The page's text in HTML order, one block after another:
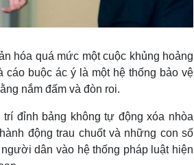
hóa quá mức một cuộc khủng hoảng
buộc ác ý là một hệ thống bảo vệ
nắm đấm và đòn roi.
đỉnh bảng không tự động xóa nhòa
động trau chuốt và những con số
dân vào hệ thống pháp luật hiện